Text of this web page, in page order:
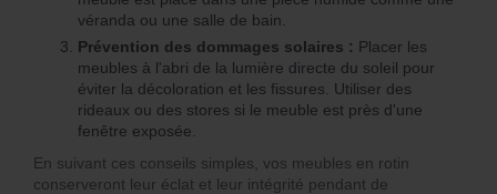
véranda ou une salle de bain.
Prévention des dommages solaires : Placer les
meubles à l'abri de la lumière directe du soleil pour
éviter la décoloration et les fissures. Utiliser des
rideaux ou des stores si le meuble est près d'une
fenêtre exposée.
En suivant ces conseils simples, vos meubles en rotin
conserveront leur éclat et leur intégrité pendant de